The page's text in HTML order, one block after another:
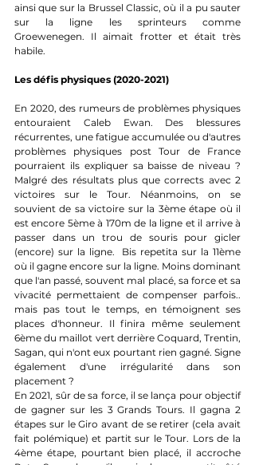
ainsi que sur la Brussel Classic, où il a pu sauter
sur la ligne les sprinteurs comme
Groewenegen. Il aimait frotter et était très
habile.
Les défis physiques (2020-2021)
En 2020, des rumeurs de problèmes physiques
entouraient Caleb Ewan. Des blessures
récurrentes, une fatigue accumulée ou d'autres
problèmes physiques post Tour de France
pourraient ils expliquer sa baisse de niveau ?
Malgré des résultats plus que corrects avec 2
victoires sur le Tour. Néanmoins, on se
souvient de sa victoire sur la 3ème étape où il
est encore 5ème à 170m de la ligne et il arrive à
passer dans un trou de souris pour gicler
(encore) sur la ligne.  Bis repetita sur la 11ème
où il gagne encore sur la ligne. Moins dominant
que l'an passé, souvent mal placé, sa force et sa
vivacité permettaient de compenser parfois..
mais pas tout le temps, en témoignent ses
places d'honneur. Il finira même seulement
6ème du maillot vert derrière Coquard, Trentin,
Sagan, qui n'ont eux pourtant rien gagné. Signe
également d'une irrégularité dans son
placement ?
En 2021, sûr de sa force, il se lança pour objectif
de gagner sur les 3 Grands Tours. Il gagna 2
étapes sur le Giro avant de se retirer (cela avait
fait polémique) et partit sur le Tour. Lors de la
4ème étape, pourtant bien placé, il accroche